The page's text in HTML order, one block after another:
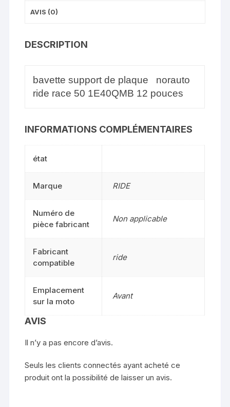
AVIS (0)
DESCRIPTION
bavette support de plaque norauto
ride race 50 1E40QMB 12 pouces
INFORMATIONS COMPLÉMENTAIRES
état
Marque RIDE
Numéro de
pièce fabricant
Non applicable
Fabricant
compatible
ride
Emplacement
sur la moto
Avant
AVIS
Il n’y a pas encore d’avis.
Seuls les clients connectés ayant acheté ce
produit ont la possibilité de laisser un avis.